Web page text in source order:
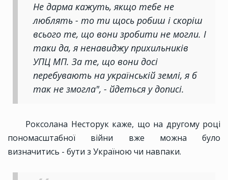
Не дарма кажуть, якщо тебе не
люблять - то ти щось робиш і скоріш
всього те, що вони зробити не могли. І
таки да, я ненавиджу прихильників
УПЦ МП. За те, що вони досі
перебувають на українській землі, я б
так не змогла", - йдеться у дописі.
Роксолана Несторук каже, що на другому році
пономасштабної війни вже можна було
визначитись - бути з Україною чи навпаки.